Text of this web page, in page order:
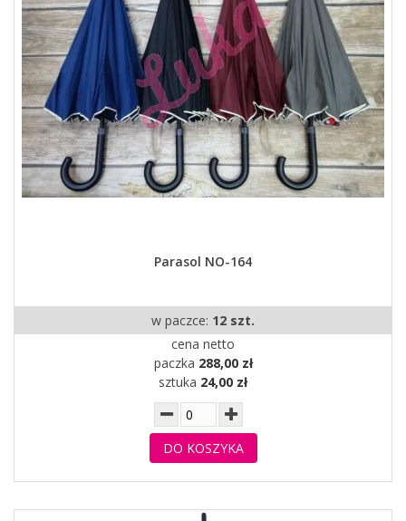
Parasol NO-164
w paczce: 12 szt.
cena netto
paczka 288,00 zł
sztuka 24,00 zł
DO KOSZYKA